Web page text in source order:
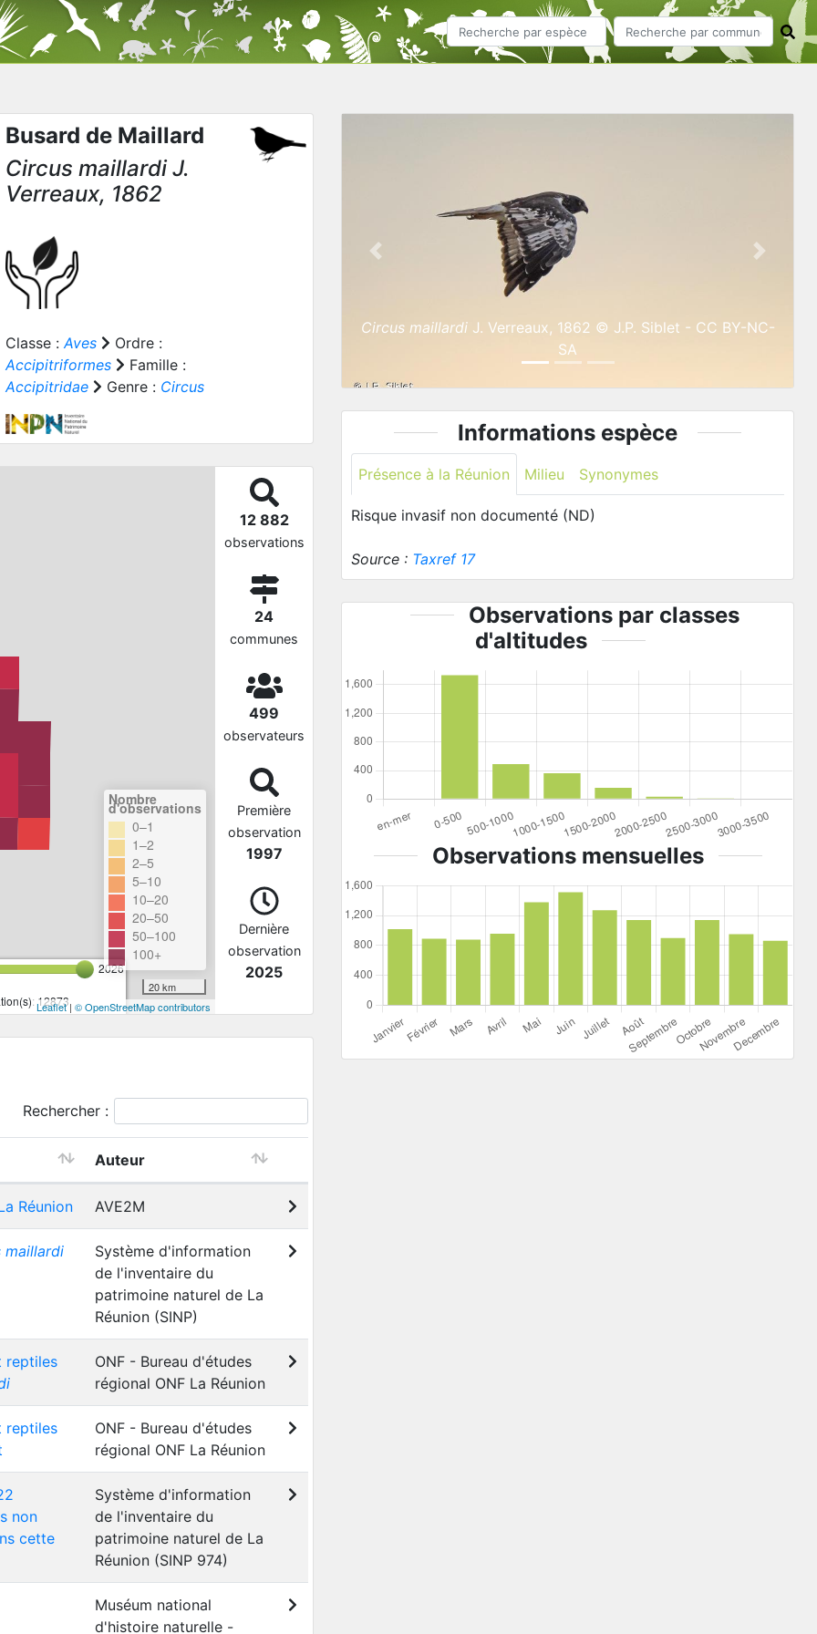
Busard de Maillard
Circus maillardiJ.
Verreaux, 1862
Classe :Aves
Ordre :
Accipitriformes
Famille :
Accipitridae
Genre : Circus
2026
12873
Nombre
d'observations
0–1
1–2
2–5
5–10
10–20
20–50
50–100
100+
20 km
Leaflet| © OpenStreetMap contributors
12 882
observations
24
communes
499
observateurs
Première
observation
1997
Dernière
observation
2025
Rechercher :
Auteur
Réunion AVE2M
maillardi
Système d'information
de l'inventaire du
patrimoine naturel de La
Réunion (SINP)
reptiles
ONF - Bureau d'études
régional ONF La Réunion
reptiles
ONF - Bureau d'études
régional ONF La Réunion
non
cette
Système d'information
de l'inventaire du
patrimoine naturel de La
Réunion (SINP 974)
Muséum national
d'histoire naturelle -
Circus maillardiJ. Verreaux, 1862 © J.P. Siblet - CC BY-NC-
SA
Previous Next
Informations espèce
Présence à la Réunion Milieu Synonymes
Risque invasif non documenté (ND)
Source : Taxref 17
Observations par classes
d'altitudes
Observations mensuelles